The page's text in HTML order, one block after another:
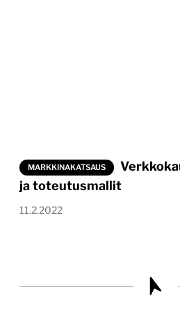
MARKKINAKATSAUS
ja toteutusmallit
11.2.2022